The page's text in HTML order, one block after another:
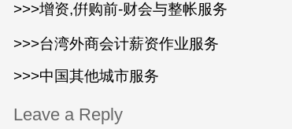
>>>增资,倂购前-财会与整帐服务
>>>台湾外商会计薪资作业服务
>>>中国其他城市服务
Leave a Reply